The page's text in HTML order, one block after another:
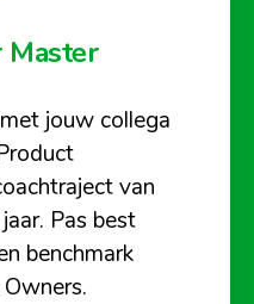
jouw collega
van
Pas best
benchmark